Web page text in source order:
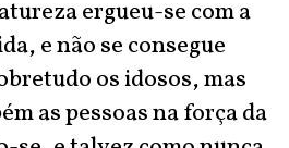
ergueu-se com a
e não se consegue
os idosos, mas
as pessoas na força da